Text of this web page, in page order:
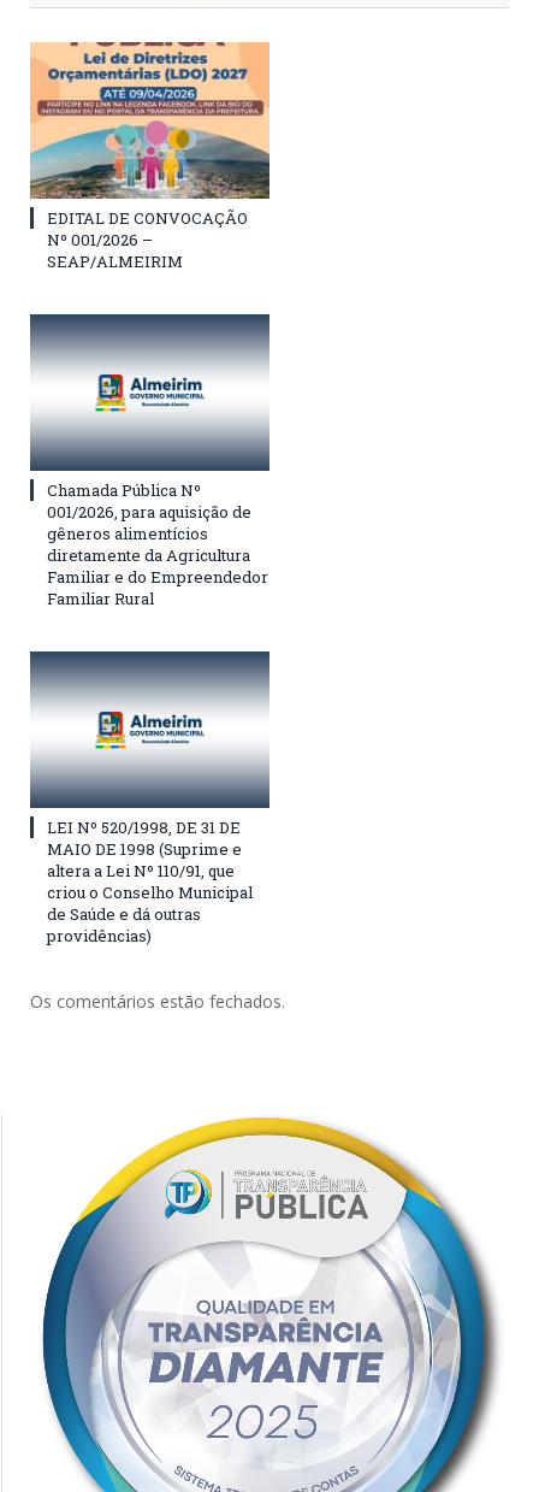
EDITAL DE CONVOCAÇÃO
Nº 001/2026 –
SEAP/ALMEIRIM
Chamada Pública Nº
001/2026, para aquisição de
gêneros alimentícios
diretamente da Agricultura
Familiar e do Empreendedor
Familiar Rural
LEI Nº 520/1998, DE 31 DE
MAIO DE 1998 (Suprime e
altera a Lei Nº 110/91, que
criou o Conselho Municipal
de Saúde e dá outras
providências)
Os comentários estão fechados.